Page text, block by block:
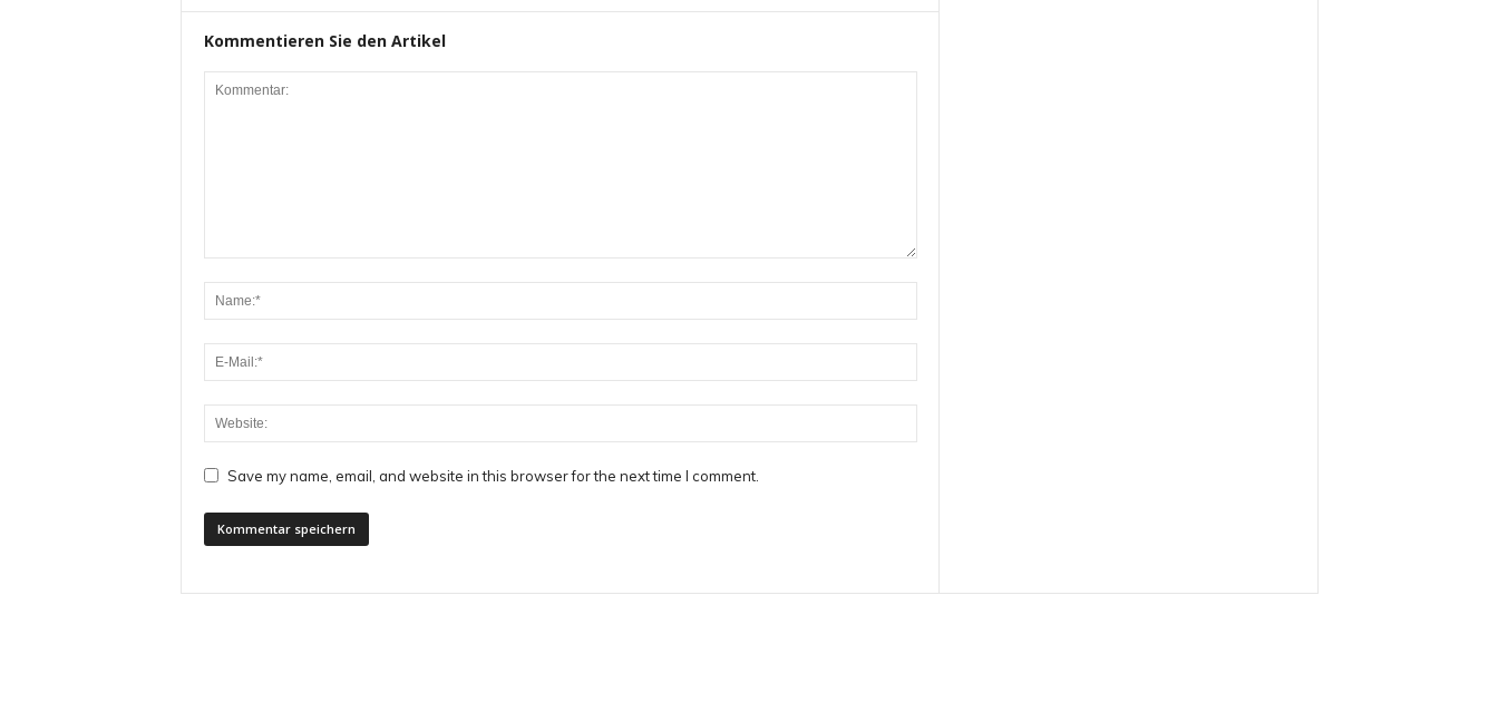
Kommentieren Sie den Artikel
Save my name, email, and website in this browser for the next time I comment.